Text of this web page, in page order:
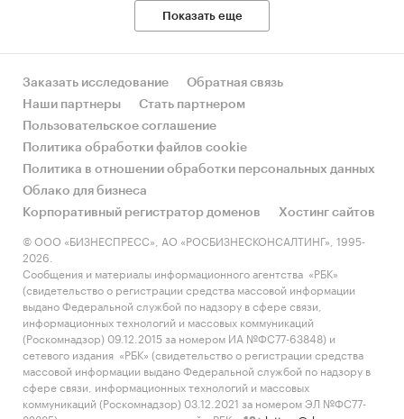
Показать еще
Заказать исследование
Обратная связь
Наши партнеры
Стать партнером
Пользовательское соглашение
Политика обработки файлов cookie
Политика в отношении обработки персональных данных
Облако для бизнеса
Корпоративный регистратор доменов
Хостинг сайтов
© ООО «БИЗНЕСПРЕСС», АО «РОСБИЗНЕСКОНСАЛТИНГ», 1995-
2026.
Сообщения и материалы информационного агентства «РБК»
(свидетельство о регистрации средства массовой информации
выдано Федеральной службой по надзору в сфере связи,
информационных технологий и массовых коммуникаций
(Роскомнадзор) 09.12.2015 за номером ИА №ФС77-63848) и
сетевого издания «РБК» (свидетельство о регистрации средства
массовой информации выдано Федеральной службой по надзору в
сфере связи, информационных технологий и массовых
коммуникаций (Роскомнадзор) 03.12.2021 за номером ЭЛ №ФС77-